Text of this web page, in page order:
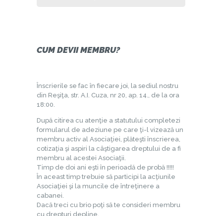
CUM DEVII MEMBRU?
Înscrierile se fac în fiecare joi, la sediul nostru
din Reşiţa, str. A.I. Cuza, nr 20, ap. 14., de la ora
18:00.
După citirea cu atenţie a statutului completezi
formularul de adeziune pe care ţi-l vizează un
membru activ al Asociaţiei, plăteşti înscrierea,
cotizaţia şi aspiri la câştigarea dreptului de a fi
membru al acestei Asociaţii.
Timp de doi ani eşti în perioadă de probă !!!!!
În aceast timp trebuie să participi la acţiunile
Asociaţiei şi la muncile de întreţinere a
cabanei.
Dacă treci cu brio poţi să te consideri membru
cu drepturi depline.